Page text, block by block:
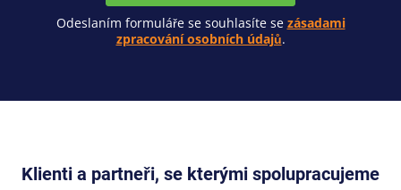
Odeslaním formuláře se souhlasíte se zásadami
zpracování osobních údajů.
Klienti a partneři, se kterými spolupracujeme